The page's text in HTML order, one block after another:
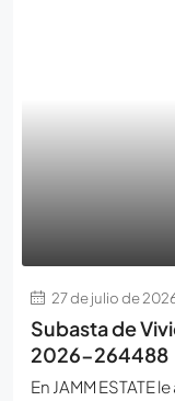
27 de julio de
Subasta de
2026-264488
En JAMM ESTATE